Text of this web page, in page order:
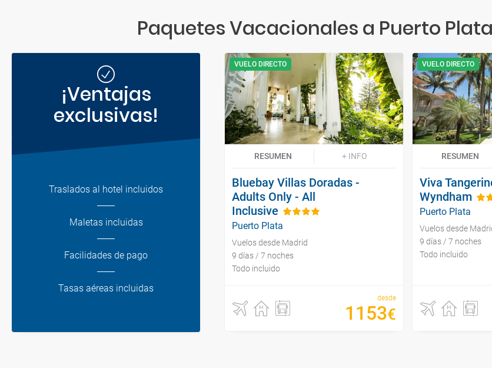
Paquetes Vacacionales a Puerto
¡Ventajas
exclusivas!
Traslados al hotel incluidos
Maletas incluidas
Facilidades de pago
Tasas aéreas incluidas
VUELO DIRECTO
RESUMEN + INFO
Bluebay Villas Doradas -
Adults Only - All
Inclusive
Puerto Plata
Vuelos desde Madrid
9 días / 7 noches
Todo incluido
desde
1153€
VUELO DIRECTO
RESUMEN
Viva
Wyndham
Puerto Plata
Vuelos desde
9 días / 7 noches
Todo incluido